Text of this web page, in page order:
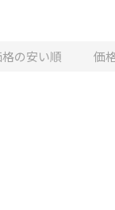
の安い順 価